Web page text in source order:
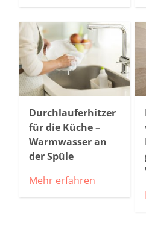
Durchlauferhitzer
für die Küche –
Warmwasser an
der Spüle
Mehr erfahren